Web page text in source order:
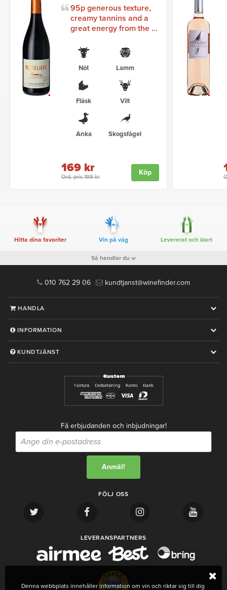
95p generous texture,
creamy tannins and a
great energy from the ...
Nöt Lamm
Fläsk Vilt
Anka Skogsfågel
Ord. pris 199 kr
169 kr Köp
Hitta dina favoriter Vin på väg Levererat och klart
Så handlar du
010 762 29 06 kundtjanst@winefinder.com
HANDLA
INFORMATION
KUNDTJÄNST
Få erbjudanden och inbjudningar!
FÖLJ OSS
LEVERANSPARTNERS
Denna webbplats innehåller information om vin och riktar sig till dig